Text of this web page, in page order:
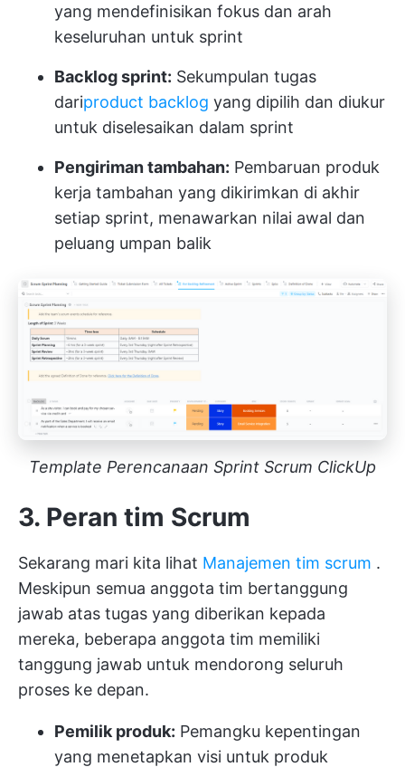
yang mendefinisikan fokus dan arah
keseluruhan untuk sprint
Backlog sprint: Sekumpulan tugas
dariproduct backlog yang dipilih dan diukur
untuk diselesaikan dalam sprint
Pengiriman tambahan: Pembaruan produk
kerja tambahan yang dikirimkan di akhir
setiap sprint, menawarkan nilai awal dan
peluang umpan balik
Template Perencanaan Sprint Scrum ClickUp
3. Peran tim Scrum
Sekarang mari kita lihat Manajemen tim scrum .
Meskipun semua anggota tim bertanggung
jawab atas tugas yang diberikan kepada
mereka, beberapa anggota tim memiliki
tanggung jawab untuk mendorong seluruh
proses ke depan.
Pemilik produk: Pemangku kepentingan
yang menetapkan visi untuk produk